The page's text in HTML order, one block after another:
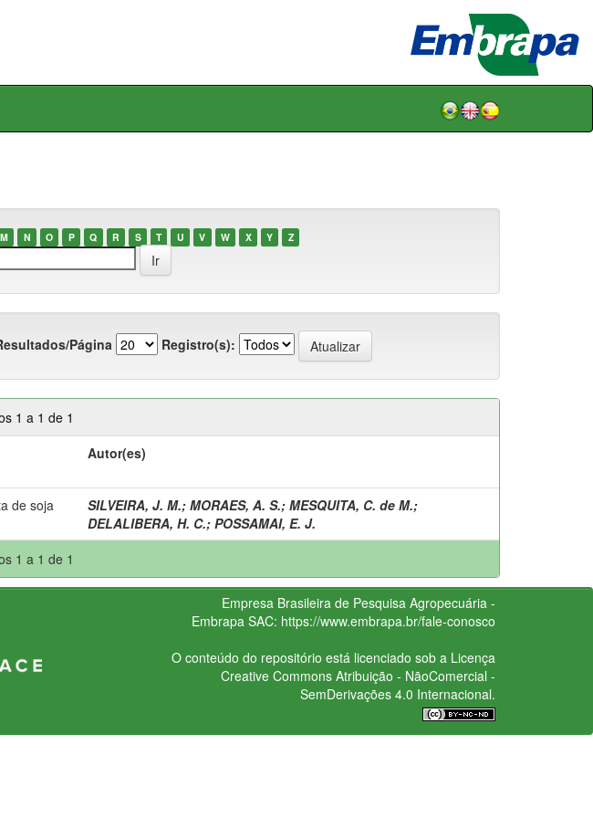
M N O P Q R S T U V W X Y Z
Página Registro(s):
1 a 1 de 1
Autor(es)
de soja
SILVEIRA, J. M.; MORAES, A. S.; MESQUITA, C. de M.;
DELALIBERA, H. C.; POSSAMAI, E. J.
1 a 1 de 1
Empresa Brasileira de Pesquisa Agropecuária -
Embrapa SAC: https://www.embrapa.br/fale-conosco
O conteúdo do repositório está licenciado sob a Licença
Creative CommonsAtribuição - NãoComercial -
SemDerivações 4.0 Internacional.